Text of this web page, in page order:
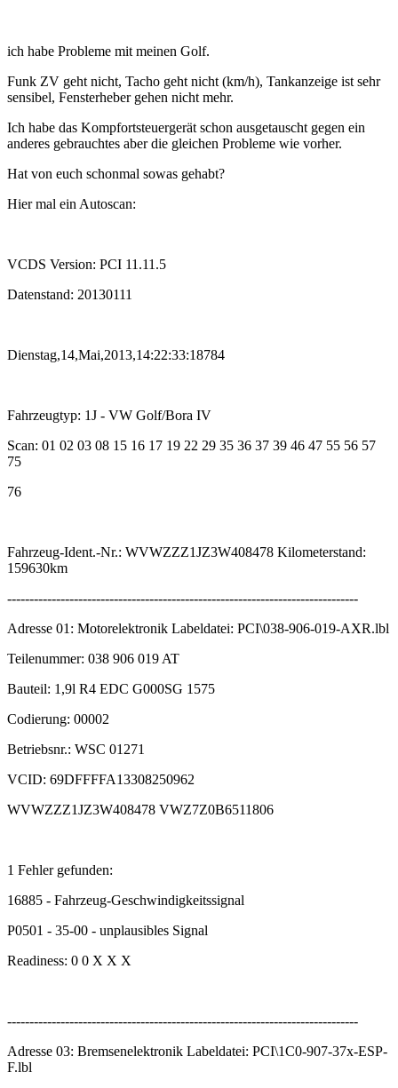
ich habe Probleme mit meinen Golf.
Funk ZV geht nicht, Tacho geht nicht (km/h), Tankanzeige ist sehr
sensibel, Fensterheber gehen nicht mehr.
Ich habe das Kompfortsteuergerät schon ausgetauscht gegen ein
anderes gebrauchtes aber die gleichen Probleme wie vorher.
Hat von euch schonmal sowas gehabt?
Hier mal ein Autoscan:
VCDS Version: PCI 11.11.5
Datenstand: 20130111
Dienstag,14,Mai,2013,14:22:33:18784
Fahrzeugtyp: 1J - VW Golf/Bora IV
Scan: 01 02 03 08 15 16 17 19 22 29 35 36 37 39 46 47 55 56 57
75
76
Fahrzeug-Ident.-Nr.: WVWZZZ1JZ3W408478 Kilometerstand:
159630km
-------------------------------------------------------------------------------
Adresse 01: Motorelektronik Labeldatei: PCI\038-906-019-AXR.lbl
Teilenummer: 038 906 019 AT
Bauteil: 1,9l R4 EDC G000SG 1575
Codierung: 00002
Betriebsnr.: WSC 01271
VCID: 69DFFFFA13308250962
WVWZZZ1JZ3W408478 VWZ7Z0B6511806
1 Fehler gefunden:
16885 - Fahrzeug-Geschwindigkeitssignal
P0501 - 35-00 - unplausibles Signal
Readiness: 0 0 X X X
-------------------------------------------------------------------------------
Adresse 03: Bremsenelektronik Labeldatei: PCI\1C0-907-37x-ESP-
F.lbl